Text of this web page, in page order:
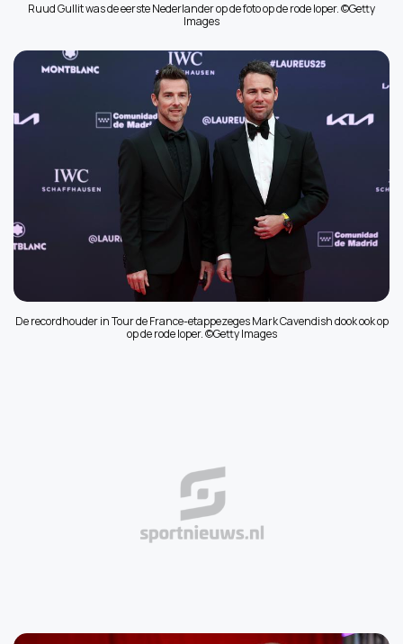
Ruud Gullit was de eerste Nederlander op de foto op de rode loper. ©Getty
Images
De recordhouder in Tour de France-etappezeges Mark Cavendish dook ook op
op de rode loper. ©Getty Images